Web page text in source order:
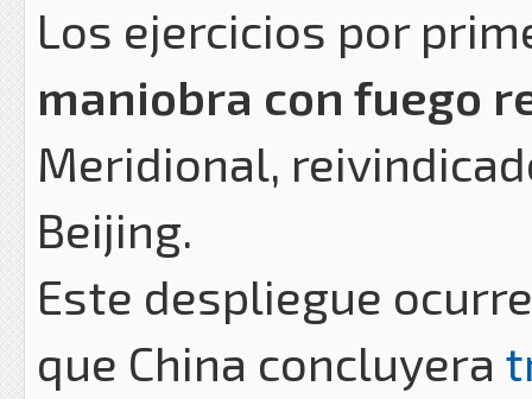
Los ejercicios por
maniobra con fuego
Meridional,
Beijing.
Este despliegue
que China concluyera